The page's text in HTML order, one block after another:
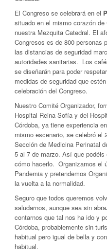
El Congreso se celebrará en el
situado en el mismo corazón
nuestra Mezquita Catedral. El
Congresos es de 800 personas
las distancias de seguridad
autoridades sanitarias. Los
se diseñarán para poder
medidas de seguridad que
celebración del Congreso.
Nuestro Comité Organizador,
Hospital Reina Sofía y del
Córdoba, ya tiene experiencia
mismo escenario, se celebró el
Sección de Medicina Perinatal
5 al 7 de marzo. Así que
cómo hacerlo. Organizamos el
Pandemia y pretendemos
la vuelta a la normalidad.
Seguro que todos queremos
saludarnos, aunque sea sin
contarnos que tal nos ha ido y
Córdoba, probablemente sin
habitual pero igual de bella y
habitual.